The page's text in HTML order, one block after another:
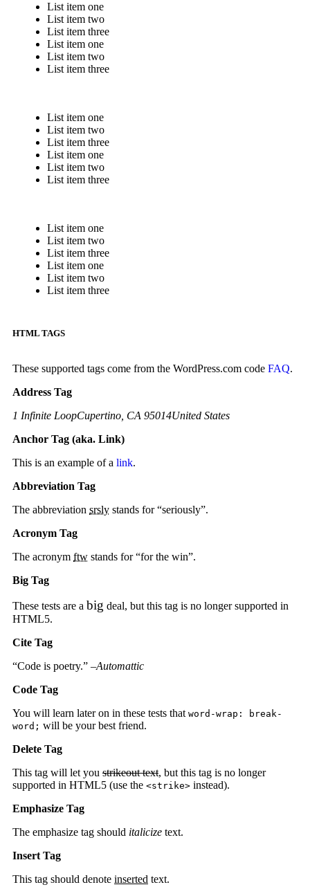
List item one
List item two
List item three
List item one
List item two
List item three
List item one
List item two
List item three
List item one
List item two
List item three
List item one
List item two
List item three
List item one
List item two
List item three
HTML TAGS
These supported tags come from the WordPress.com code FAQ.
Address Tag
1 Infinite LoopCupertino, CA 95014United States
Anchor Tag (aka. Link)
This is an example of a link.
Abbreviation Tag
The abbreviation srsly stands for “seriously”.
Acronym Tag
The acronym ftw stands for “for the win”.
Big Tag
These tests are a big deal, but this tag is no longer supported in
HTML5.
Cite Tag
“Code is poetry.” –Automattic
Code Tag
You will learn later on in these tests that word-wrap: break-
word; will be your best friend.
Delete Tag
This tag will let you strikeout text, but this tag is no longer
supported in HTML5 (use the <strike> instead).
Emphasize Tag
The emphasize tag should italicize text.
Insert Tag
This tag should denote inserted text.